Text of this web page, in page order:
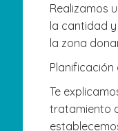
Realizamos
la cantidad
la zona
Planificación
Te
tratamiento